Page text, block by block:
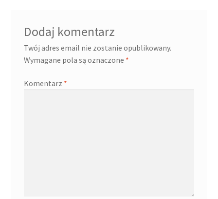
Dodaj komentarz
Twój adres email nie zostanie opublikowany.
Wymagane pola są oznaczone *
Komentarz *